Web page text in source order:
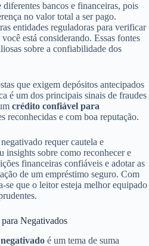
bancos e financeiras, pois
no valor total a ser pago.
entidades reguladoras para verificar
está considerando. Essas fontes
sobre a confiabilidade dos
que exigem depósitos antecipados
é um dos principais sinais de fraudes
crédito confiável para
reconhecidas e com boa reputação.
requer cautela e
insights sobre como reconhecer e
financeiras confiáveis e adotar as
de um empréstimo seguro. Com
se que o leitor esteja melhor equipado
Negativados
é um tema de suma